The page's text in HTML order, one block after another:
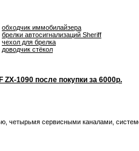
обходчик иммобилайзера
брелки автосигнализаций Sheriff
чехол для брелка
доводчик стёкол
ZX-1090 после покупки за 6000р.
четырьмя сервисными каналами,